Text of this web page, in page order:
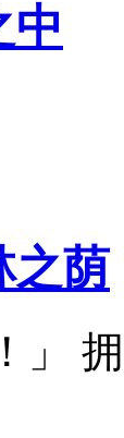
中
之荫
」